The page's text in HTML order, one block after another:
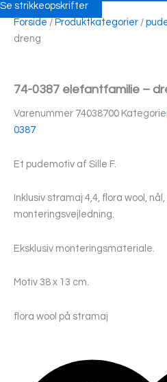
Se strikkeopskrifter
Forside / Produktkategorier /
dreng
74-0387 elefantfamilie –
Varenummer 74038700
0387
Et pudemotiv af Sille F.
Inklusiv stramaj 4,4, flora wool,
monteringsvejledning.
Eksklusiv monteringsmateriale.
Motiv 38 x 13 cm.
flora wool på stramaj